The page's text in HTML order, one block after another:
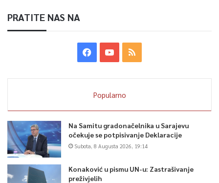
PRATITE NAS NA
Popularno
Na Samitu gradonačelnika u Sarajevu
očekuje se potpisivanje Deklaracije
Subota, 8 Augusta 2026, 19:14
Konaković u pismu UN-u: Zastrašivanje
preživjelih